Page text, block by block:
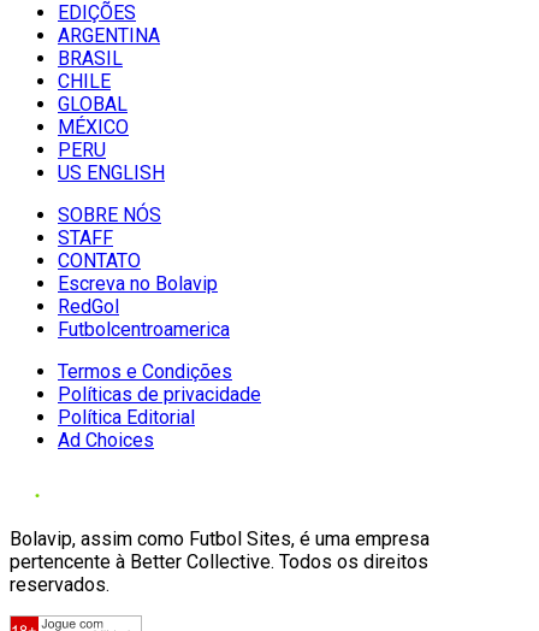
EDIÇÕES
ARGENTINA
BRASIL
CHILE
GLOBAL
MÉXICO
PERU
US ENGLISH
SOBRE NÓS
STAFF
CONTATO
Escreva no Bolavip
RedGol
Futbolcentroamerica
Termos e Condições
Políticas de privacidade
Política Editorial
Ad Choices
Bolavip, assim como Futbol Sites, é uma empresa
pertencente à Better Collective. Todos os direitos
reservados.